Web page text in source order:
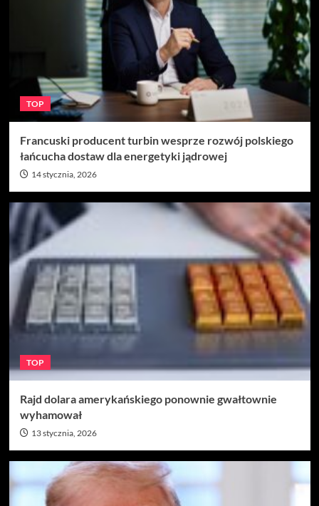
TOP
Francuski producent turbin wesprze rozwój polskiego
łańcucha dostaw dla energetyki jądrowej
14 stycznia, 2026
TOP
Rajd dolara amerykańskiego ponownie gwałtownie
wyhamował
13 stycznia, 2026